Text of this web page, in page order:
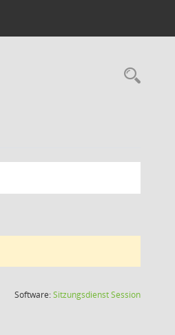
Software:SitzungsdienstSession(Wird in